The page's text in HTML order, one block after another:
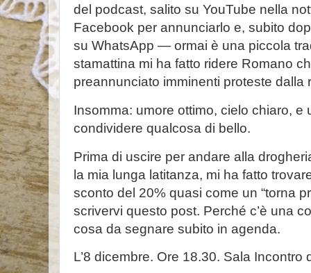
del podcast, salito su YouTube nella
Facebook per annunciarlo e, subito
su WhatsApp — ormai è una piccola
stamattina mi ha fatto ridere Romano
preannunciato imminenti proteste
Insomma: umore ottimo, cielo chiaro, e
condividere qualcosa di bello.
Prima di uscire per andare alla
la mia lunga latitanza, mi ha fatto
sconto del 20% quasi come un “torna
scrivervi questo post. Perché c’è una
cosa da segnare subito in agenda.
L’8 dicembre. Ore 18.30. Sala Incontro